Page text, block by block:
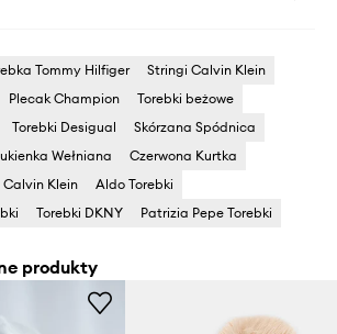
Tommy Hilfiger
Stringi Calvin Klein
Plecak Champion
Torebki beżowe
Torebki Desigual
Skórzana Spódnica
Wełniana
Czerwona Kurtka
Calvin Klein
Aldo Torebki
Torebki DKNY Patrizia Pepe Torebki
produkty